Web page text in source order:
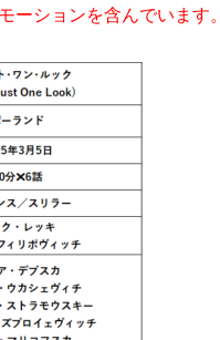
ーションを含んでいます。